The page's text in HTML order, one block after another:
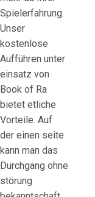
Spielerfahrung.
Unser
kostenlose
Aufführen unter
einsatz von
Book of Ra
bietet etliche
Vorteile. Auf
der einen seite
kann man das
Durchgang ohne
störung